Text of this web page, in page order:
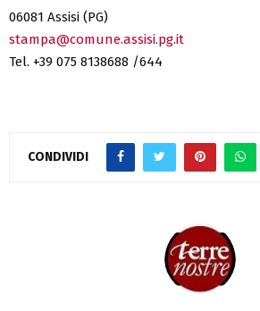
06081 Assisi (PG)
stampa@comune.assisi.pg.it
Tel. +39 075 8138688 /644
CONDIVIDI